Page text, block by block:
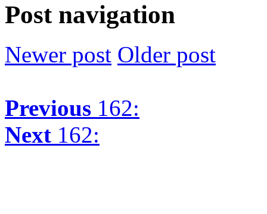
Post navigation
Newer post Older post
Previous 162:
Next 162: